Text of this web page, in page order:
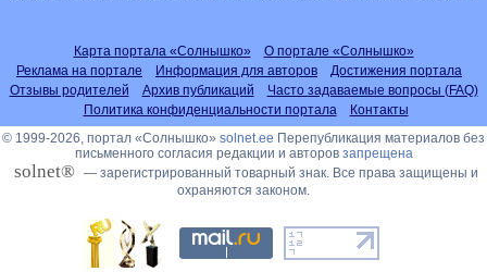
Карта портала «Солнышко»
О портале «Солнышко»
Реклама на портале
Информация для авторов
Достижения портала
Отзывы родителей
Архив публикаций
Часто задаваемые вопросы (FAQ)
Политика конфиденциальности портала
Контакты
© 1999-2026, портал «Солнышко» solnet.ee Перепубликация материалов без
письменного согласия редакции и авторов запрещена
solnet® — зарегистрированный товарный знак. Все права защищены и
охраняются законом.